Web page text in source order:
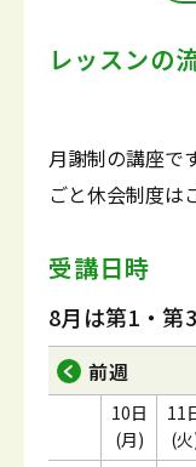
レッスンの
月謝制の講座で
ごと休会制度は
受講日時
8月は第1・第
前週
10日
(月)
11
(